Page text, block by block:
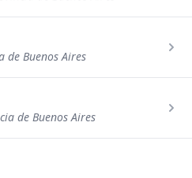
de Buenos Aires
de Buenos Aires